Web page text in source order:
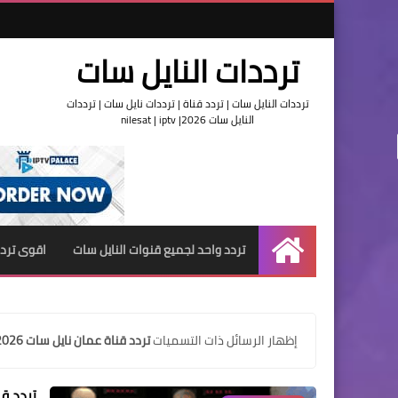
ترددات النايل سات
ترددات النايل سات | تردد قناة | ترددات نايل سات | ترددات
النايل سات 2026| nilesat | iptv
الرئيسية
تردد واحد لجميع قنوات النايل سات اقوى
‏إظهار الرسائل ذات التسمياتتردد قناة عمان نايل سات 2026